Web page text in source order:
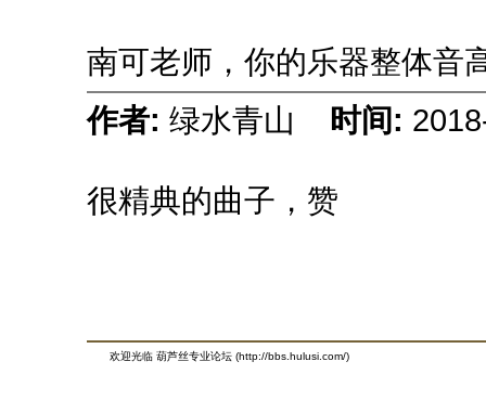
南可老师，你的乐器整体音
作者: 绿水青山 时间:
很精典的曲子，赞
欢迎光临 葫芦丝专业论坛 (http://bbs.hulusi.com/)